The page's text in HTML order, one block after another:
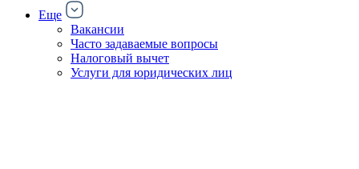
Еще
Вакансии
Часто задаваемые вопросы
Налоговый вычет
Услуги для юридических лиц